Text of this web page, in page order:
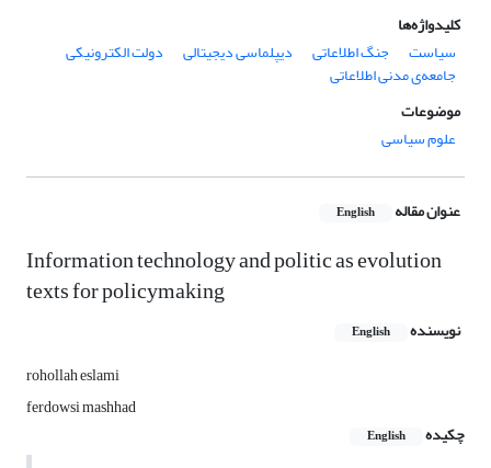
کلیدواژه‌ها
سیاست
جنگ اطلاعاتی دیپلماسی دیجیتالی دولت الکترونیکی
جامعه‌ی مدنی اطلاعاتی
موضوعات
علوم سیاسی
عنوان مقاله English
Information technology and politic as evolution
texts for policymaking
نویسنده English
rohollah eslami
ferdowsi mashhad
چکیده
English